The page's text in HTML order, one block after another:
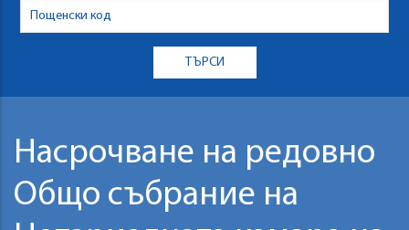
Насрочване на редовно
Общо събрание на